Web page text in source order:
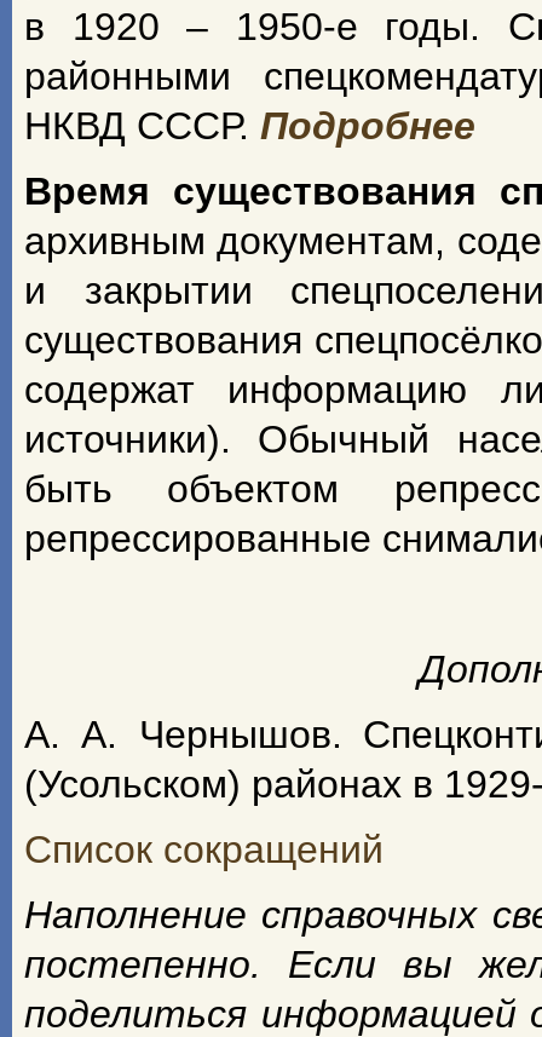
в 1920 – 1950-е годы.
районными
НКВД СССР. Подробнее
Время существования
архивным документам,
и закрытии
существования
содержат информацию
источники). Обычный
быть объектом
репрессированные
А. А. Чернышов.
(Усольском) районах в
Список сокращений
Наполнение справочных
постепенно. Если вы
поделиться информацией